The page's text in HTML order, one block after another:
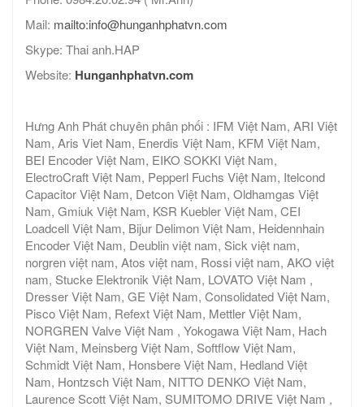
Mail: mailto:info@hunganhphatvn.com
Skype: Thai anh.HAP
Website: Hunganhphatvn.com
Hưng Anh Phát chuyên phân phối : IFM Việt Nam, ARI Việt
Nam, Aris Viet Nam, Enerdis Việt Nam, KFM Việt Nam,
BEI Encoder Việt Nam, EIKO SOKKI Việt Nam,
ElectroCraft Việt Nam, Pepperl Fuchs Việt Nam, Itelcond
Capacitor Việt Nam, Detcon Việt Nam, Oldhamgas Việt
Nam, Gmiuk Việt Nam, KSR Kuebler Việt Nam, CEI
Loadcell Việt Nam, Bijur Delimon Việt Nam, Heidennhain
Encoder Việt Nam, Deublin việt nam, Sick việt nam,
norgren việt nam, Atos việt nam, Rossi việt nam, AKO việt
nam, Stucke Elektronik Việt Nam, LOVATO Việt Nam ,
Dresser Việt Nam, GE Việt Nam, Consolidated Việt Nam,
Pisco Việt Nam, Refext Việt Nam, Mettler Việt Nam,
NORGREN Valve Việt Nam , Yokogawa Việt Nam, Hach
Việt Nam, Meinsberg Việt Nam, Softflow Việt Nam,
Schmidt Việt Nam, Honsbere Việt Nam, Hedland Việt
Nam, Hontzsch Việt Nam, NITTO DENKO Việt Nam,
Laurence Scott Việt Nam, SUMITOMO DRIVE Việt Nam ,